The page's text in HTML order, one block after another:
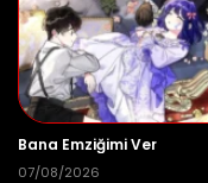
Bana Emziğimi Ver
07/08/2026